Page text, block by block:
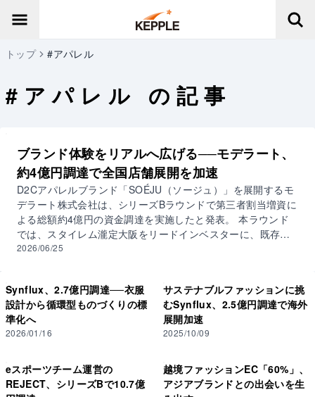
トップ #アパレル
# アパレル の記事
ブランド体験をリアルへ広げる──モデラート、
約4億円調達で全国店舗展開を加速
D2Cアパレルブランド「SOÉJU（ソージュ）」を展開するモ
デラート株式会社は、シリーズBラウンドで第三者割当増資に
よる総額約4億円の資金調達を実施したと発表。 本ラウンド
では、スタイレム瀧定大阪をリードインベスターに、既存株
主の鈴与、ポーラ・オルビスホールディングスに加え、新規
タル第3号投資事業有限責任組合が引受先として参加した。
モデラートは2014年設立。大人向けアパレルブランド
「SOÉJU」を中心に、オールジェンダーブランド「SOÉJU
k」、ビューティブランド
2026/06/25
Synflux、2.7億円調達──衣服
設計から循環型ものづくりの標
準化へ
2026/01/16
サステナブルファッションに挑
むSynflux、2.5億円調達で海外
展開加速
2025/10/09
eスポーツチーム運営の
REJECT、シリーズBで10.7億
越境ファッションEC「60%」、
アジアブランドとの出会いを生